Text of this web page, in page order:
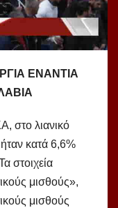
ΕΝΑΝΤΙΑ
στο λιανικό
κατά 6,6%
στοιχεία
μισθούς»,
μισθούς